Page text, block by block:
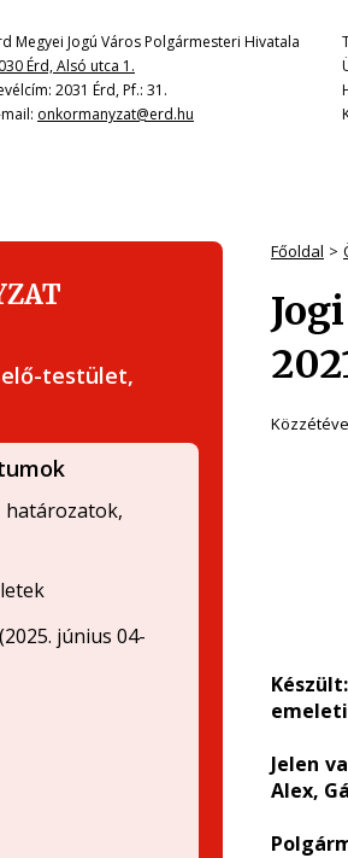
Megyei Jogú Város Polgármesteri Hivatala
Érd, Alsó utca 1.
2031 Érd, Pf.: 31.
onkormanyzat@erd.hu
Főoldal
Készült:
Jelen
Alex,
testület,
június 04-